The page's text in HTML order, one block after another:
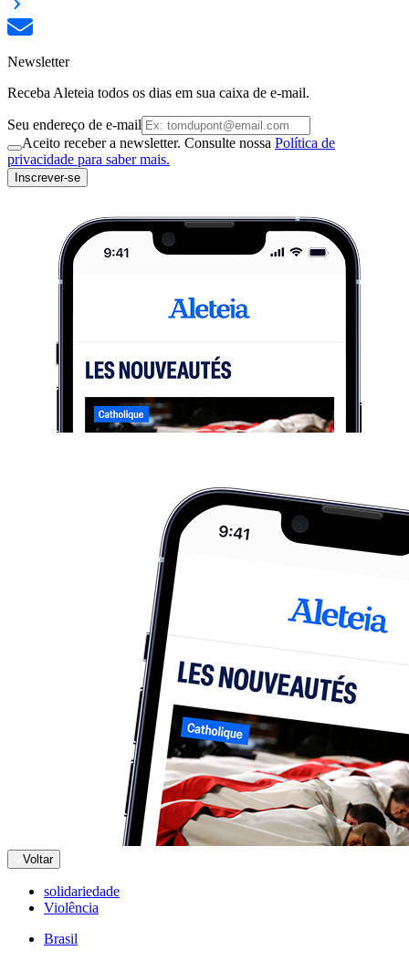
Newsletter
Receba Aleteia todos os dias em sua caixa de e-mail.
Seu endereço de e-mail
Aceito receber a newsletter. Consulte nossa Política de
privacidade para saber mais.
Inscrever-se
Voltar
solidariedade
Violência
Brasil